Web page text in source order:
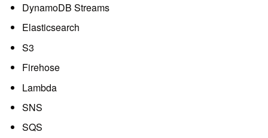
DynamoDB Streams
Elasticsearch
S3
Firehose
Lambda
SNS
SQS